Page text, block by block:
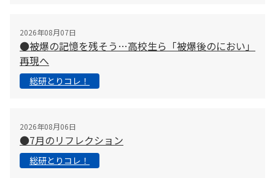
2026年08月07日
●被爆の記憶を残そう…高校生ら「被爆後のにおい」
再現へ
総研とりコレ！
2026年08月06日
●7月のリフレクション
総研とりコレ！